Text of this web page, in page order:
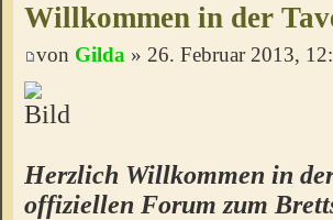
Willkommen in der
von Gilda » 26. Februar 2013,
Herzlich Willkommen in
offiziellen Forum zum